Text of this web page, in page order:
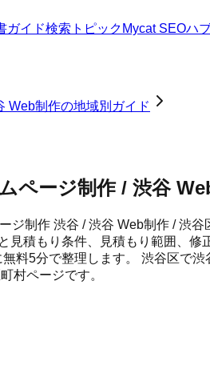
ガイド検索トピック Mycat SEOハ
Web制作の地域別ガイド
ページ制作 / 渋谷
制作 渋谷 / 渋谷 Web制作 / 渋
積もり条件、見積もり範囲、
料5分で整理します。 渋谷区で渋
村ページです。